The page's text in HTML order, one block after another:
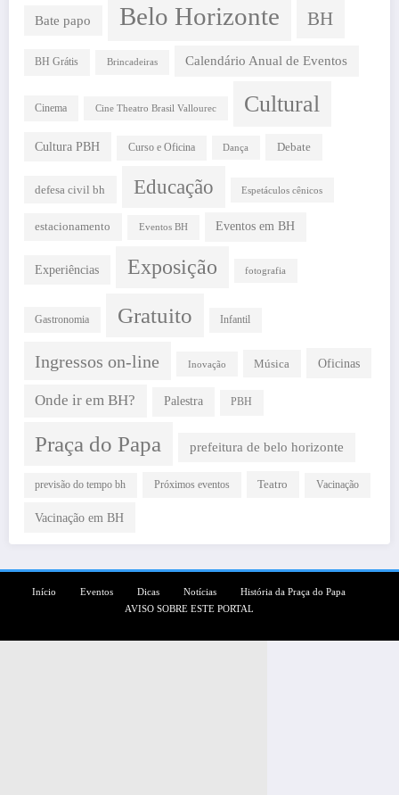
Bate papo Belo Horizonte BH
BH Grátis Brincadeiras Calendário Anual de Eventos
Cinema Cine Theatro Brasil Vallourec Cultural
Cultura PBH Curso e Oficina Dança Debate
defesa civil bh Educação Espetáculos cênicos
estacionamento Eventos BH Eventos em BH
Experiências Exposição fotografia
Gastronomia Gratuito Infantil
Ingressos on-line Inovação Música Oficinas
Onde ir em BH? Palestra PBH
Praça do Papa prefeitura de belo horizonte
previsão do tempo bh Próximos eventos Teatro Vacinação
Vacinação em BH
Início Eventos Dicas Notícias
História da Praça do Papa
AVISO SOBRE ESTE PORTAL